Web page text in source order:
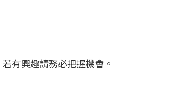
有興趣請務必把握機會。